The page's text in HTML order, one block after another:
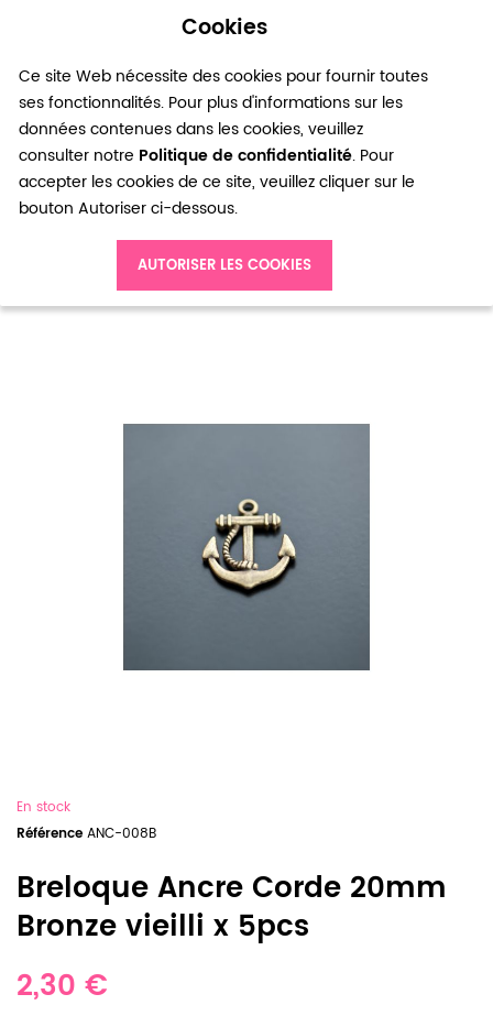
Cookies
Ce site Web nécessite des cookies pour fournir toutes
ses fonctionnalités. Pour plus d'informations sur les
données contenues dans les cookies, veuillez
consulter notre Politique de confidentialité. Pour
accepter les cookies de ce site, veuillez cliquer sur le
bouton Autoriser ci-dessous.
AUTORISER LES COOKIES
0
Breloque Ancre Corde 20mm Bronze vieilli x 5pcs
En stock
Référence ANC-008B
Breloque Ancre Corde 20mm
Bronze vieilli x 5pcs
2,30 €